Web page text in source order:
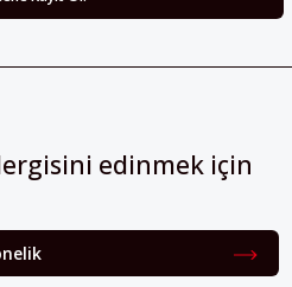
edinmek için